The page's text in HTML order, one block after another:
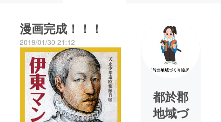
漫画完成！！！
2019/01/30 21:12
都於郡
地域づ